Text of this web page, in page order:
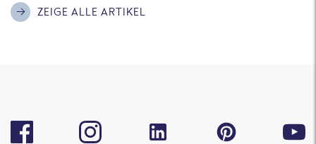
ZEIGE ALLE ARTIKEL